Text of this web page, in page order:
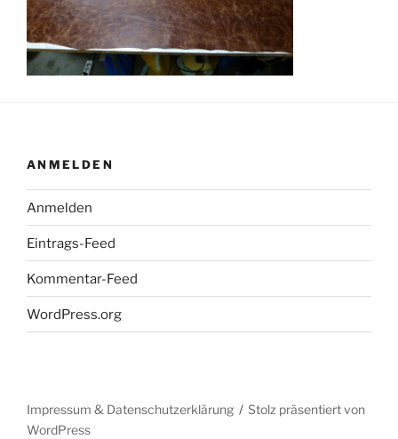
ANMELDEN
Anmelden
Eintrags-Feed
Kommentar-Feed
WordPress.org
Impressum & Datenschutzerklärung
Stolz präsentiert von
WordPress